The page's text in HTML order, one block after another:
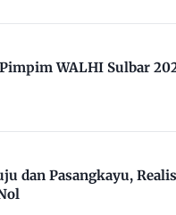
WALHI Sulbar
dan Pasangkayu,